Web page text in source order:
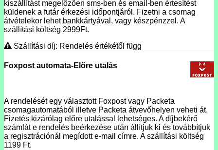
kiszállítást megelőzően sms-ben és email-ben értesítést
küldenek a futár érkezési időpontjáról. Fizetni a csomag
átvételekor lehet bankkártyával, vagy készpénzzel. A
szállítási költség 2999Ft.
Szállítási díj: Rendelés értékétől függ
Foxpost automata-Előre utalás
A rendelését egy választott Foxpost vagy Packeta
csomagautomatából illetve Packeta átvevőhelyen veheti át.
Fizetés kizárólag előre utalással lehetséges. A díjbekérő
számlát e rendelés beérkezése után állítjuk ki és továbbítjuk
a regisztrációnál megídott e-mail címre. A szállítási költség
1199 Ft.